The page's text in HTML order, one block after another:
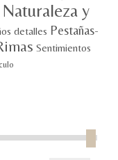
Naturaleza y
detalles Pestañas-
Sentimientos